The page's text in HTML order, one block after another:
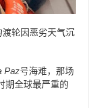
轮因恶劣天气沉
Paz号海难，那场
期全球最严重的